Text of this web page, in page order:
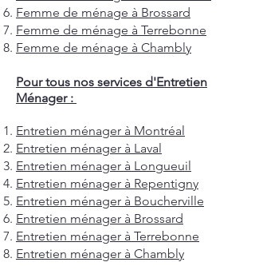
Femme de ménage à Brossard
Femme de ménage à Terrebonne
Femme de ménage à Chambly
Pour tous nos services d'Entretien
Ménager :
Entretien ménager à Montréal
Entretien ménager à Laval
Entretien ménager à Longueuil
Entretien ménager à Repentigny
Entretien ménager à Boucherville
Entretien ménager à Brossard
Entretien ménager à Terrebonne
Entretien ménager à Chambly